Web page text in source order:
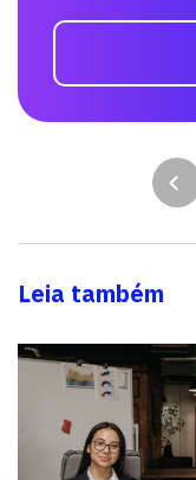
Leia também